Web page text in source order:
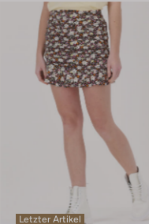
Letzter Artikel